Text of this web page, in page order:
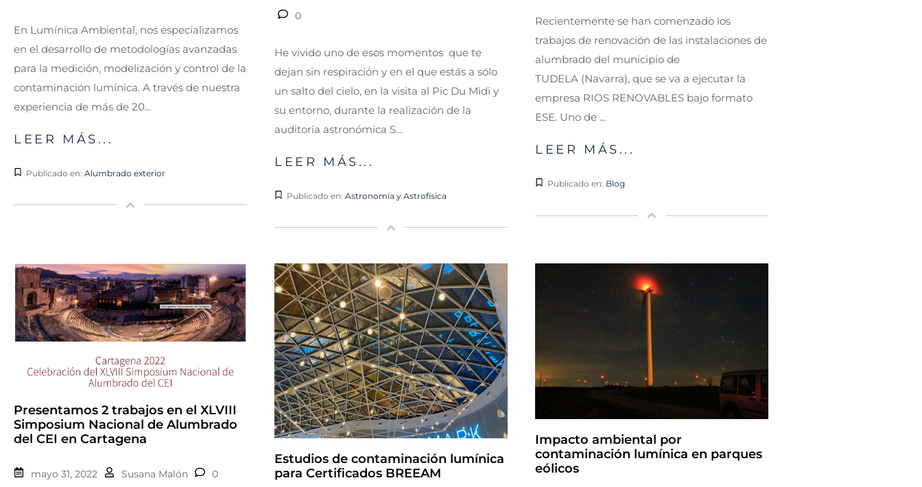
En Lumínica Ambiental, nos especializamos
en el desarrollo de metodologías avanzadas
para la medición, modelización y control de la
contaminación lumínica. A través de nuestra
experiencia de más de 20...
LEER MÁS...
Publicado en: Alumbrado exterior
0
He vivido uno de esos momentos que te
dejan sin respiración y en el que estás a sólo
un salto del cielo, en la visita al Pic Du Midi y
su entorno, durante la realización de la
auditoría astronómica S...
LEER MÁS...
Publicado en: Astronomía y Astrofísica
Recientemente se han comenzado los
trabajos de renovación de las instalaciones de
alumbrado del municipio de
TUDELA (Navarra), que se va a ejecutar la
empresa RIOS RENOVABLES bajo formato
ESE. Uno de ...
LEER MÁS...
Publicado en: Blog
Presentamos 2 trabajos en el XLVIII
Simposium Nacional de Alumbrado
del CEI en Cartagena
mayo 31, 2022 Susana Malón 0
Estudios de contaminación lumínica
para Certificados BREEAM
Impacto ambiental por
contaminación lumínica en parques
eólicos